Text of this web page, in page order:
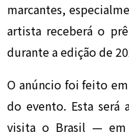
marcantes,
artista receberá o
durante a edição de
O anúncio foi feito
do evento. Esta será
visita o Brasil — em